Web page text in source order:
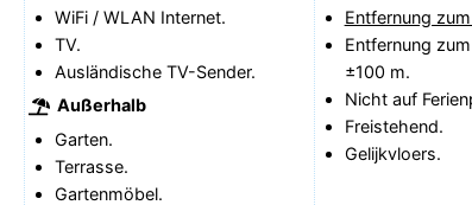
WiFi / WLAN Internet.
TV.
Ausländische TV-Sender.
Außerhalb
Garten.
Terrasse.
Gartenmöbel.
Entfernung
Entfernung
±100 m.
Nicht auf
Freistehend.
Gelijkvloers.